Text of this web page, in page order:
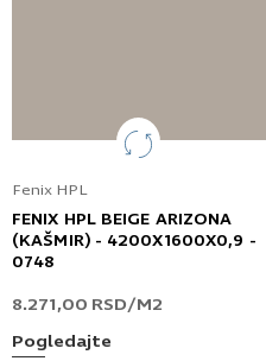
Fenix HPL
FENIX HPL BEIGE ARIZONA
(KAŠMIR) - 4200X1600X0,9 -
0748
8.271,00 RSD/M2
Pogledajte